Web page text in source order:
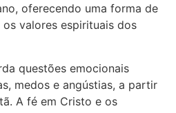
oferecendo uma forma de
valores espirituais dos
questões emocionais
medos e angústias, a partir
A fé em Cristo e os